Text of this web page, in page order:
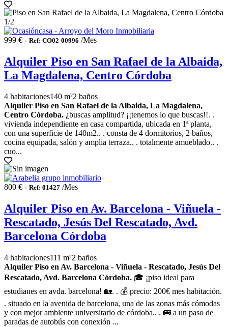
1/2
999 € - Ref: CO02-00996 /Mes
Alquiler Piso en San Rafael de la Albaida,
La Magdalena, Centro Córdoba
4 habitaciones140 m²2 baños
Alquiler Piso en San Rafael de la Albaida, La Magdalena,
Centro Córdoba. ¿buscas amplitud? ¡¡tenemos lo que buscas!!. .
vivienda independiente en casa compartida, ubicada en 1ª planta,
con una superficie de 140m2.. . consta de 4 dormitorios, 2 baños,
cocina equipada, salón y amplia terraza.. . totalmente amueblado.. .
cuo...
800 € - Ref: 01427 /Mes
Alquiler Piso en Av. Barcelona - Viñuela -
Rescatado, Jesús Del Rescatado, Avd.
Barcelona Córdoba
4 habitaciones111 m²2 baños
Alquiler Piso en Av. Barcelona - Viñuela - Rescatado, Jesús Del
Rescatado, Avd. Barcelona Córdoba. 🎓 ¡piso ideal para
estudianes en avda. barcelona! 🏡. . 💰 precio: 200€ mes habitación.
. situado en la avenida de barcelona, una de las zonas más cómodas
y con mejor ambiente universitario de córdoba.. . 🚌 a un paso de
paradas de autobús con conexión ...